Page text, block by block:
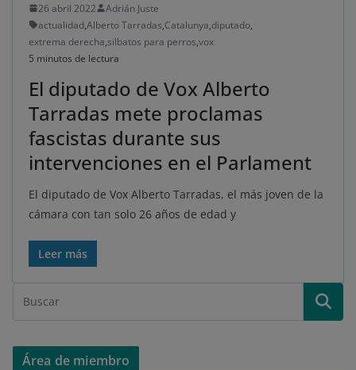
26 abril 2022
Adrián Juste
actualidad,Alberto Tarradas,Catalunya,diputado,
extrema derecha,silbatos para perros,vox
5 minutos de lectura
El diputado de Vox Alberto
Tarradas mete proclamas
fascistas durante sus
intervenciones en el Parlament
El diputado de Vox Alberto Tarradas, el más joven de la
cámara con tan solo 26 años de edad y
Leer más
Área de miembro